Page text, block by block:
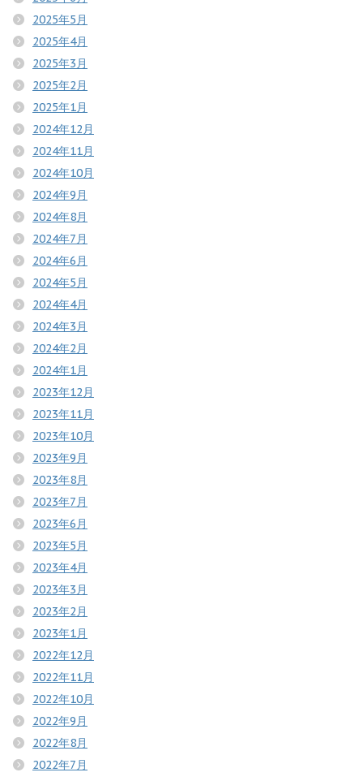
2025年5月
2025年4月
2025年3月
2025年2月
2025年1月
2024年12月
2024年11月
2024年10月
2024年9月
2024年8月
2024年7月
2024年6月
2024年5月
2024年4月
2024年3月
2024年2月
2024年1月
2023年12月
2023年11月
2023年10月
2023年9月
2023年8月
2023年7月
2023年6月
2023年5月
2023年4月
2023年3月
2023年2月
2023年1月
2022年12月
2022年11月
2022年10月
2022年9月
2022年8月
2022年7月